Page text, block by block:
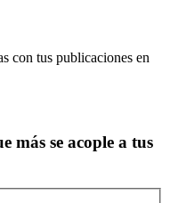
con tus publicaciones en
más se acople a tus